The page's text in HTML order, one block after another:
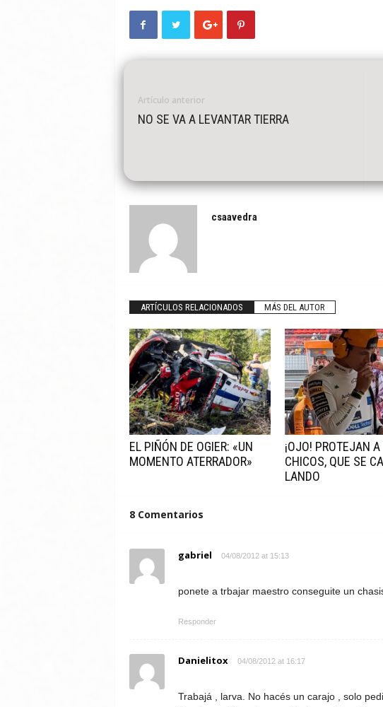
Artículo anterior
NO SE VA A LEVANTAR TIERRA
csaavedra
ARTÍCULOS RELACIONADOS MÁS DEL AUTOR
EL PIÑÓN DE OGIER: «UN
MOMENTO ATERRADOR»
¡OJO! PROTEJAN A
CHICOS, QUE SE
LANDO
8 Comentarios
gabriel 04/08/2012 at 15:13
ponete a trbajar maestro conseguite un
Responder
Danielitox 04/08/2012 at 16:17
Trabajá , larva. No hacés un carajo , solo